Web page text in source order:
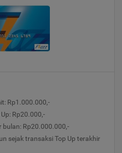
Rp1.000.000,-
Rp20.000,-
bulan: Rp20.000.000,-
sejak transaksi Top Up terakhir